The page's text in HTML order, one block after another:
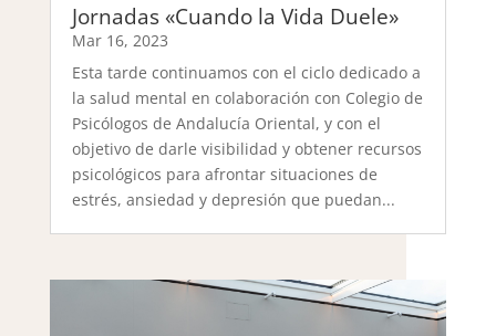
Jornadas «Cuando la Vida Duele»
Mar 16, 2023
Esta tarde continuamos con el ciclo dedicado a
la salud mental en colaboración con Colegio de
Psicólogos de Andalucía Oriental, y con el
objetivo de darle visibilidad y obtener recursos
psicológicos para afrontar situaciones de
estrés, ansiedad y depresión que puedan...